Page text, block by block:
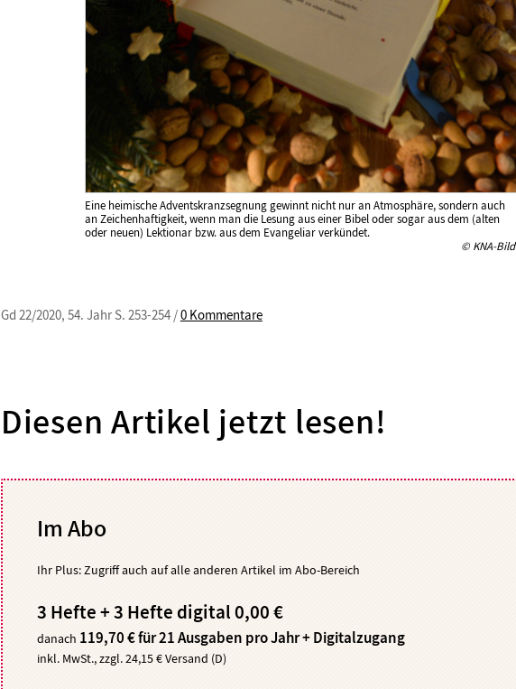
Eine heimische Adventskranzsegnung gewinnt nicht nur an Atmosphäre, sondern auch
an Zeichenhaftigkeit, wenn man die Lesung aus einer Bibel oder sogar aus dem (alten
oder neuen) Lektionar bzw. aus dem Evangeliar verkündet.
© KNA-Bild
Gd 22/2020, 54. Jahr S. 253-254 /0 Kommentare
Diesen Artikel jetzt lesen!
Im Abo
Ihr Plus: Zugriff auch auf alle anderen Artikel im Abo-Bereich
3 Hefte + 3 Hefte digital 0,00 €
danach 119,70 € für 21 Ausgaben pro Jahr + Digitalzugang
inkl. MwSt., zzgl. 24,15 € Versand (D)